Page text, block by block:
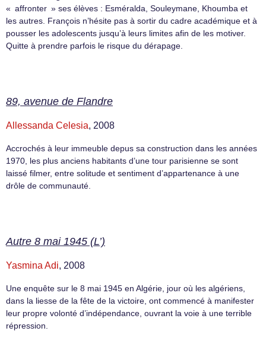
« affronter » ses élèves : Esméralda, Souleymane, Khoumba et
les autres. François n’hésite pas à sortir du cadre académique et à
pousser les adolescents jusqu’à leurs limites afin de les motiver.
Quitte à prendre parfois le risque du dérapage.
89, avenue de Flandre
Allessanda Celesia, 2008
Accrochés à leur immeuble depus sa construction dans les années
1970, les plus anciens habitants d’une tour parisienne se sont
laissé filmer, entre solitude et sentiment d’appartenance à une
drôle de communauté.
Autre 8 mai 1945 (L’)
Yasmina Adi, 2008
Une enquête sur le 8 mai 1945 en Algérie, jour où les algériens,
dans la liesse de la fête de la victoire, ont commencé à manifester
leur propre volonté d’indépendance, ouvrant la voie à une terrible
répression.